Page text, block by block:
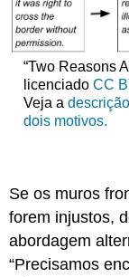
“Two Reasons
licenciado CC
Veja a
dois motivos.
Se os muros
forem injustos,
abordagem
“Precisamos